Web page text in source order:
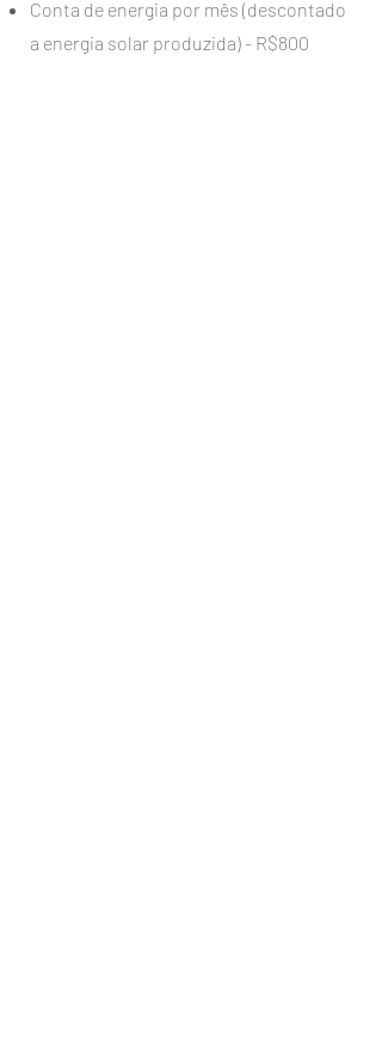
Conta de energia por mês (descontado
a energia solar produzida) - R$800